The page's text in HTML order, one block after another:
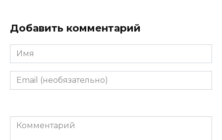
Добавить комментарий
Имя
Email
(необязательно)
Комментарий